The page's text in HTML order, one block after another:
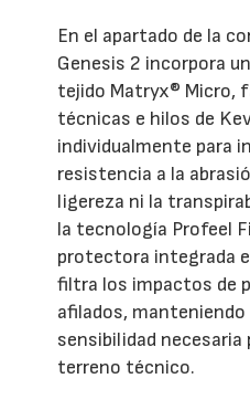
En el apartado de la
Genesis 2 incorpora
tejido Matryx® Micro,
técnicas e hilos de
individualmente para
resistencia a la
ligereza ni la
la tecnología Profeel
protectora integrada
filtra los impactos de
afilados,
sensibilidad necesaria
terreno técnico.